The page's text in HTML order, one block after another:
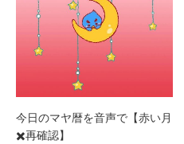
今日のマヤ暦を音声で【赤い月
✖️再確認】